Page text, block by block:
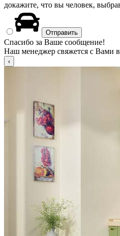
докажите, что вы человек,
Спасибо за Ваше сообщение!
Наш менеджер свяжется с Вами